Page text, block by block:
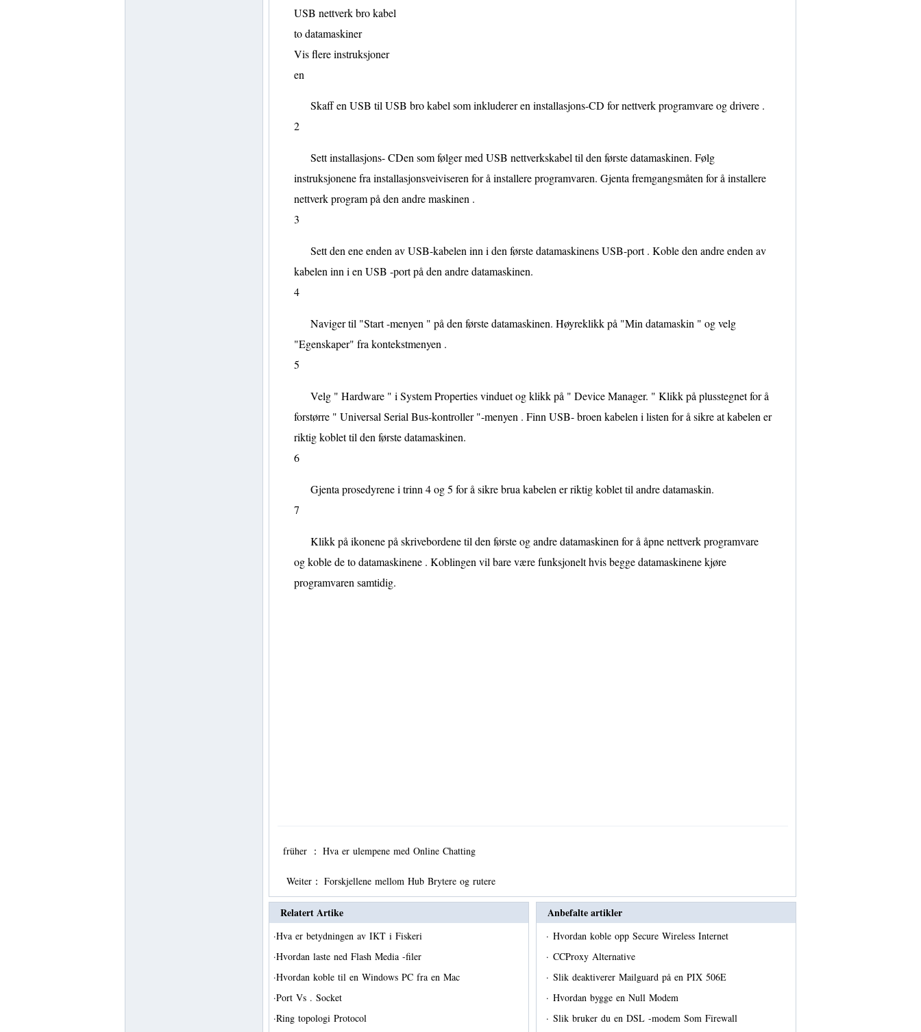
USB nettverk bro kabel
to datamaskiner
Vis flere instruksjoner
en
Skaff en USB til USB bro kabel som inkluderer en installasjons-CD for nettverk programvare og drivere .
2
Sett installasjons- CDen som følger med USB nettverkskabel til den første datamaskinen. Følg
instruksjonene fra installasjonsveiviseren for å installere programvaren. Gjenta fremgangsmåten for å installere
nettverk program på den andre maskinen .
3
Sett den ene enden av USB-kabelen inn i den første datamaskinens USB-port . Koble den andre enden av
kabelen inn i en USB -port på den andre datamaskinen.
4
Naviger til "Start -menyen " på den første datamaskinen. Høyreklikk på "Min datamaskin " og velg
"Egenskaper" fra kontekstmenyen .
5
Velg " Hardware " i System Properties vinduet og klikk på " Device Manager. " Klikk på plusstegnet for å
forstørre " Universal Serial Bus-kontroller "-menyen . Finn USB- broen kabelen i listen for å sikre at kabelen er
riktig koblet til den første datamaskinen.
6
Gjenta prosedyrene i trinn 4 og 5 for å sikre brua kabelen er riktig koblet til andre datamaskin.
7
Klikk på ikonene på skrivebordene til den første og andre datamaskinen for å åpne nettverk programvare
og koble de to datamaskinene . Koblingen vil bare være funksjonelt hvis begge datamaskinene kjøre
programvaren samtidig.
früher ： Hva er ulempene med Online Chatting
Weiter： Forskjellene mellom Hub Brytere og rutere
Relatert Artike
·Hva er betydningen av IKT i Fiskeri
·Hvordan laste ned Flash Media -filer
·Hvordan koble til en Windows PC fra en Mac
·Port Vs . Socket
·Ring topologi Protocol
Anbefalte artikler
· Hvordan koble opp Secure Wireless Internet
· CCProxy Alternative
· Slik deaktiverer Mailguard på en PIX 506E
· Hvordan bygge en Null Modem
· Slik bruker du en DSL -modem Som Firewall